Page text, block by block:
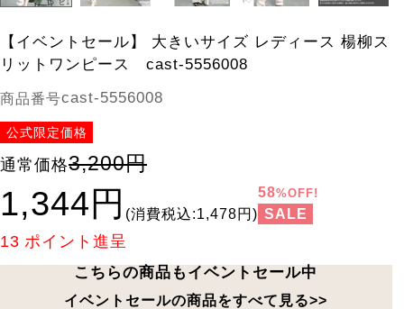
【イベントセール】 大きいサイズ レディース 楊柳ス
リットワンピース cast-5556008
商品番号cast-5556008
公式限定価格
通常価格3,200円
1,344円 (消費税込:1,478円)
58%OFF!
SALE
13 ポイント進呈
こちらの商品もイベントセール中
イベントセールの商品をすべて見る>>